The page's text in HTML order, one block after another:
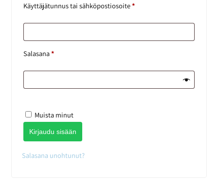
Käyttäjätunnus tai sähköpostiosoite*
Salasana*
Muista minut
Kirjaudu sisään
Salasana unohtunut?